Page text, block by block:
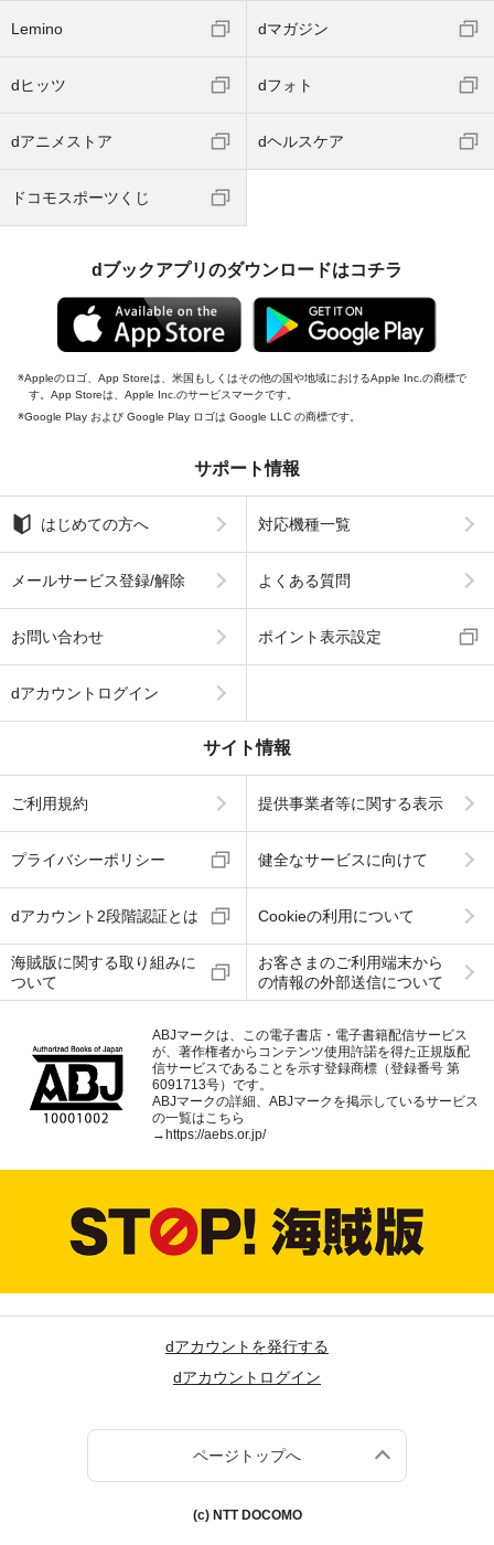
Lemino dマガジン
dヒッツ dフォト
dアニメストア dヘルスケア
ドコモスポーツくじ
dブックアプリのダウンロードはコチラ
Appleのロゴ、App Storeは、米国もしくはその他の国や地域におけるApple Inc.の商標で
す。App Storeは、Apple Inc.のサービスマークです。
Google Play および Google Play ロゴは Google LLC の商標です。
サポート情報
はじめての方へ 対応機種一覧
メールサービス登録/解除 よくある質問
お問い合わせ ポイント表示設定
dアカウントログイン
サイト情報
ご利用規約 提供事業者等に関する表示
プライバシーポリシー 健全なサービスに向けて
dアカウント2段階認証とは Cookieの利用について
海賊版に関する取り組みに
ついて
お客さまのご利用端末から
の情報の外部送信について
ABJマークは、この電子書店・電子書籍配信サービス
が、著作権者からコンテンツ使用許諾を得た正規版配
信サービスであることを示す登録商標（登録番号 第
6091713号）です。
ABJマークの詳細、ABJマークを掲示しているサービス
の一覧はこちら
→https://aebs.or.jp/
dアカウントを発行する
dアカウントログイン
ページトップへ
(c) NTT DOCOMO